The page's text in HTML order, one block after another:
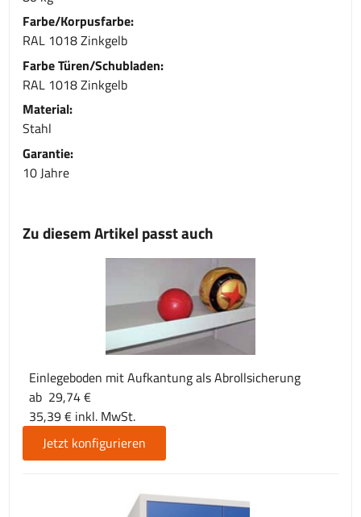
Farbe/Korpusfarbe:
RAL 1018 Zinkgelb
Farbe Türen/Schubladen:
RAL 1018 Zinkgelb
Material:
Stahl
Garantie:
10 Jahre
Zu diesem Artikel passt auch
Einlegeboden mit Aufkantung als Abrollsicherung
ab 29,74 €
35,39 € inkl. MwSt.
Jetzt konfigurieren